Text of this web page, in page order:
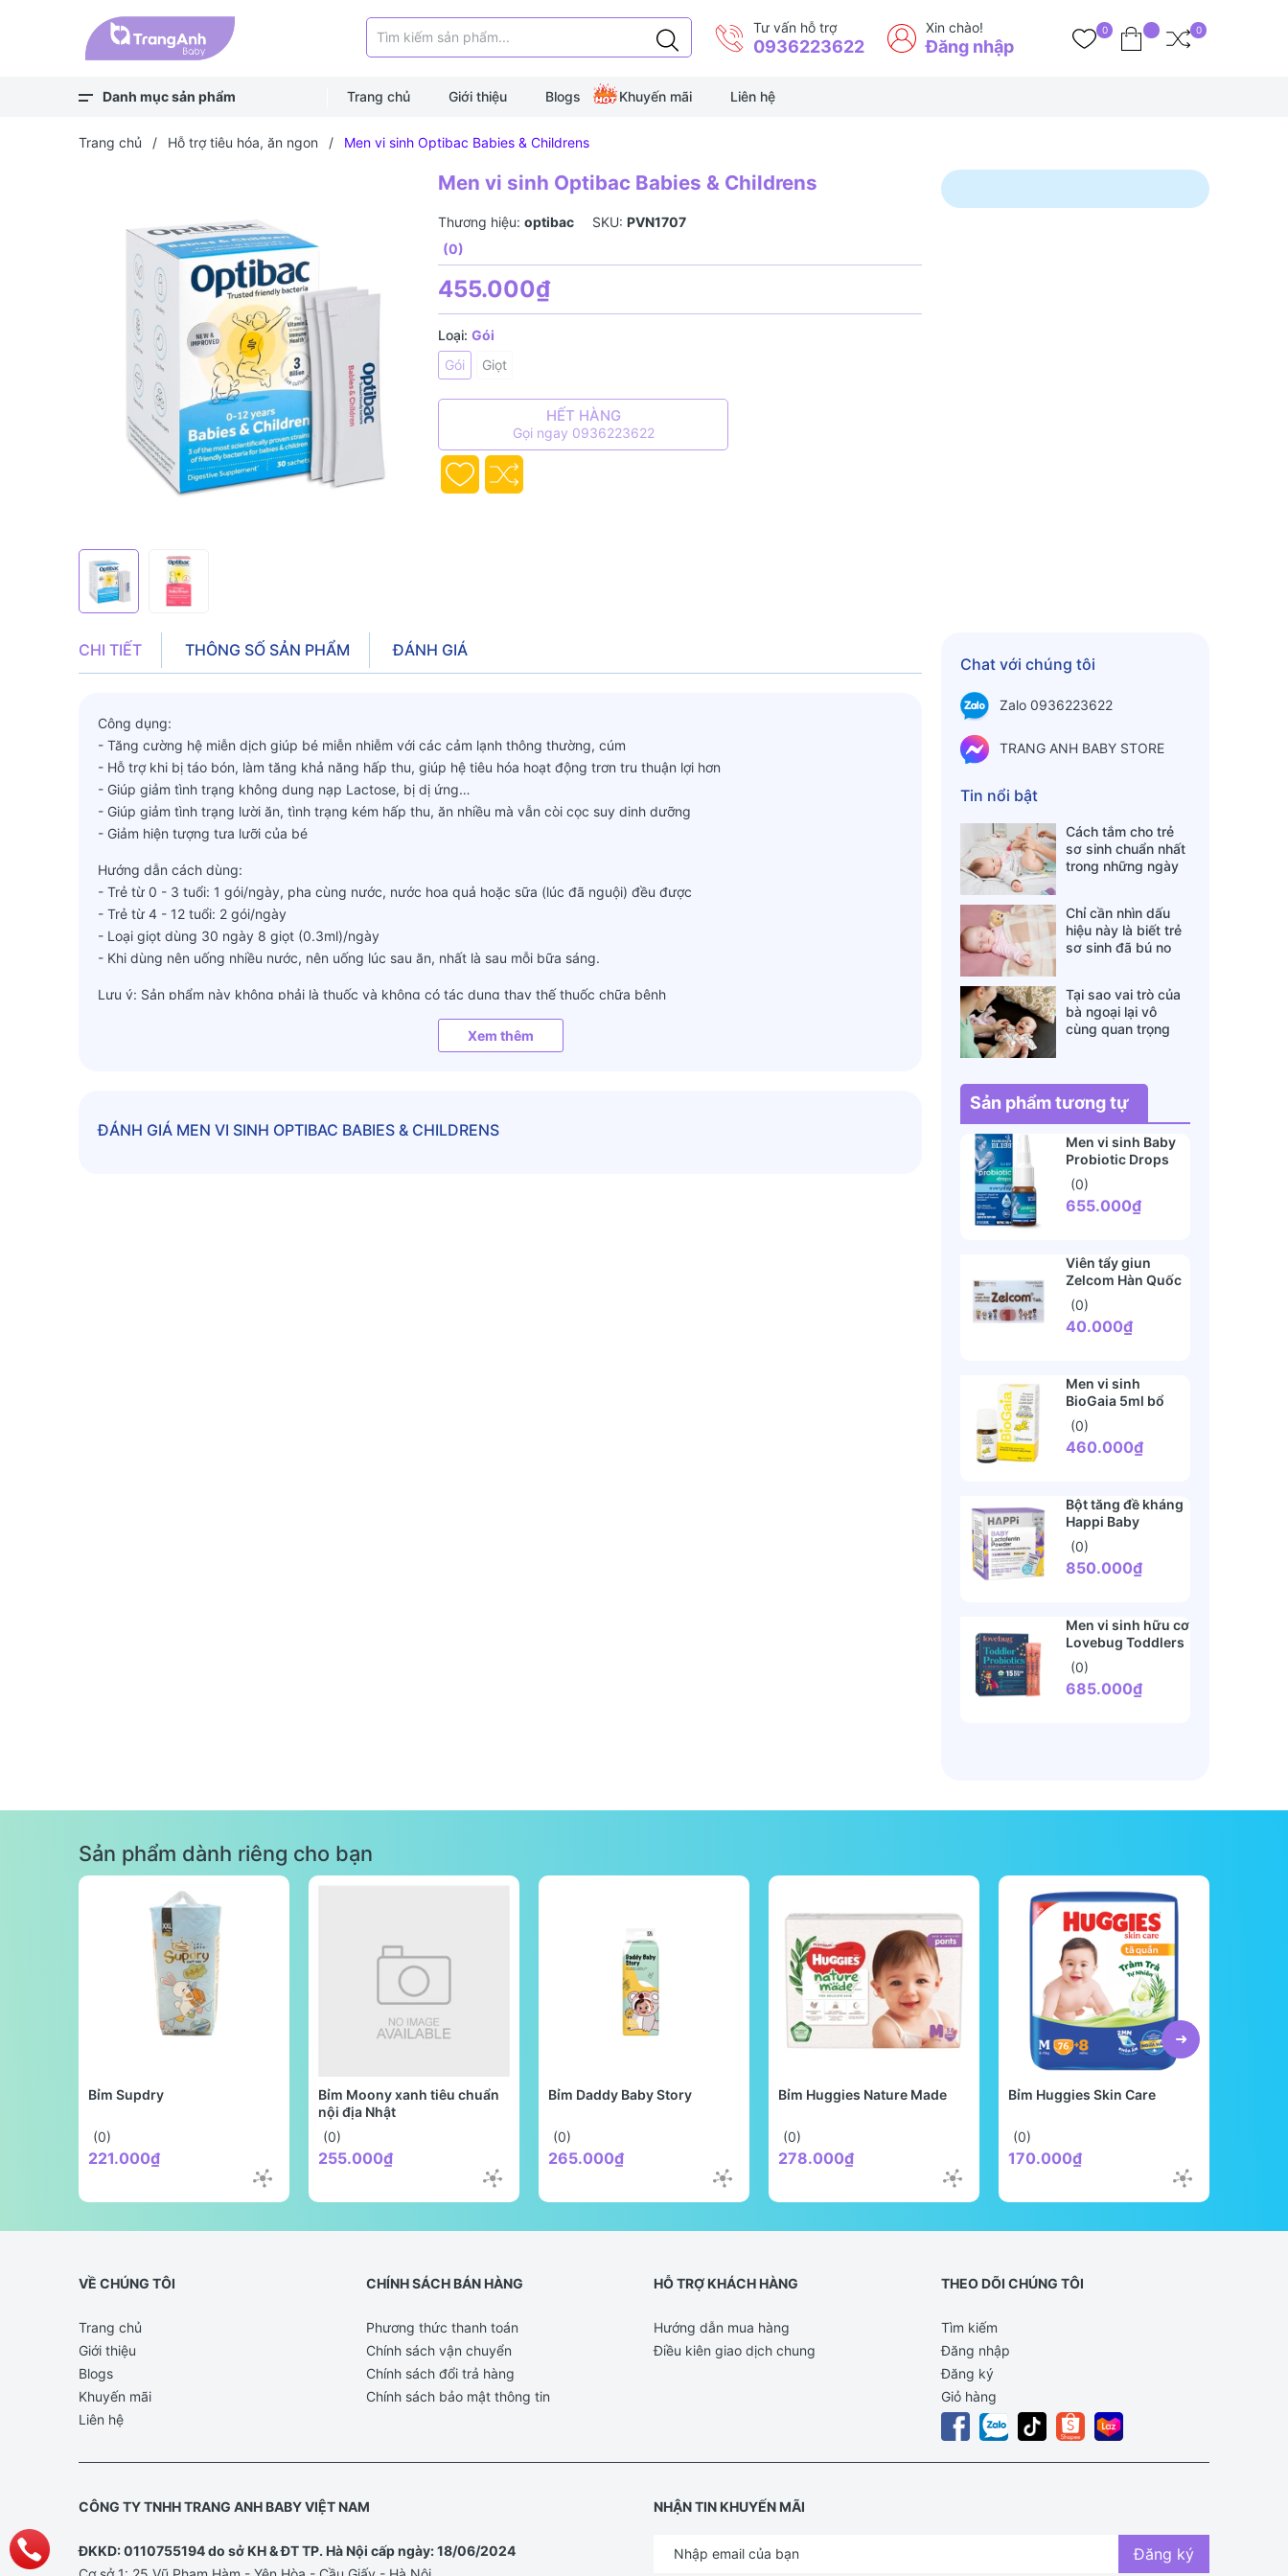
Tư vấn hỗ trợ
0936223622
Xin chào!
Đăng nhập
0 0
Danh mục sản phẩm Trang chủ Giới thiệu Blogs Khuyến mãi Liên hệ
Trang chủ / Hỗ trợ tiêu hóa, ăn ngon / Men vi sinh Optibac Babies & Childrens
Men vi sinh Optibac Babies & Childrens
Thương hiệu: optibac SKU: PVN1707
(0)
455.000₫
Loại: Gói
Gói
Giọt
HẾT HÀNG
Gọi ngay 0936223622
CHI TIẾT THÔNG SỐ SẢN PHẨM ĐÁNH GIÁ
Công dụng:
- Tăng cường hệ miễn dịch giúp bé miễn nhiễm với các cảm lạnh thông thường, cúm
- Hỗ trợ khi bị táo bón, làm tăng khả năng hấp thu, giúp hệ tiêu hóa hoạt động trơn tru thuận lợi hơn
- Giúp giảm tình trạng không dung nạp Lactose, bị dị ứng…
- Giúp giảm tình trạng lười ăn, tình trạng kém hấp thu, ăn nhiều mà vẫn còi cọc suy dinh dưỡng
- Giảm hiện tượng tưa lưỡi của bé
Hướng dẫn cách dùng:
- Trẻ từ 0 - 3 tuổi: 1 gói/ngày, pha cùng nước, nước hoa quả hoặc sữa (lúc đã nguội) đều được
- Trẻ từ 4 - 12 tuổi: 2 gói/ngày
- Loại giọt dùng 30 ngày 8 giọt (0.3ml)/ngày
- Khi dùng nên uống nhiều nước, nên uống lúc sau ăn, nhất là sau mỗi bữa sáng.
Lưu ý: Sản phẩm này không phải là thuốc và không có tác dụng thay thế thuốc chữa bệnh
Xem thêm
ĐÁNH GIÁ MEN VI SINH OPTIBAC BABIES & CHILDRENS
Chat với chúng tôi
Zalo 0936223622
TRANG ANH BABY STORE
Tin nổi bật
Cách tắm cho trẻ
sơ sinh chuẩn nhất
trong những ngày
lòng
Chỉ cần nhìn dấu
hiệu này là biết trẻ
sơ sinh đã bú no
không biết
Tại sao vai trò của
bà ngoại lại vô
cùng quan trọng
bất ngờ
Sản phẩm tương tự
Men vi sinh Baby
Probiotic Drops
Mommys Bliss
10ml
(0)
655.000₫
Viên tẩy giun
Zelcom Hàn Quốc
(2 tuổi+)
(0)
40.000₫
Men vi sinh
BioGaia 5ml bổ
sung lợi khuẩn tiêu
hóa (0 tháng+)
(0)
460.000₫
Bột tăng đề kháng
Happi Baby
Lactoferrin
Powder 28 gói (1-
36 tháng)
(0)
850.000₫
Men vi sinh hữu cơ
Lovebug Toddlers
Probiotic (1 tuổi+)
(0)
685.000₫
Sản phẩm dành riêng cho bạn
Bỉm Supdry
(0)
221.000₫
Bỉm Moony xanh tiêu chuẩn
nội địa Nhật
(0)
255.000₫
Bỉm Daddy Baby Story
(0)
265.000₫
Bỉm Huggies Nature Made
(0)
278.000₫
Bỉm Huggies Skin Care
(0)
170.000₫
VỀ CHÚNG TÔI
Trang chủ
Giới thiệu
Blogs
Khuyến mãi
Liên hệ
CHÍNH SÁCH BÁN HÀNG
Phương thức thanh toán
Chính sách vận chuyển
Chính sách đổi trả hàng
Chính sách bảo mật thông tin
HỖ TRỢ KHÁCH HÀNG
Hướng dẫn mua hàng
Điều kiên giao dịch chung
THEO DÕI CHÚNG TÔI
Tìm kiếm
Đăng nhập
Đăng ký
Giỏ hàng
CÔNG TY TNHH TRANG ANH BABY VIỆT NAM
ĐKKD: 0110755194 do sở KH & ĐT TP. Hà Nội cấp ngày: 18/06/2024
NHẬN TIN KHUYẾN MÃI
Đăng ký